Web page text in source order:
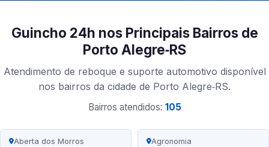
Guincho 24h nos Principais Bairros de
Porto Alegre‑RS
Atendimento de reboque e suporte automotivo disponível
nos bairros da cidade de Porto Alegre‑RS.
Bairros atendidos: 105
Aberta dos Morros Agronomia